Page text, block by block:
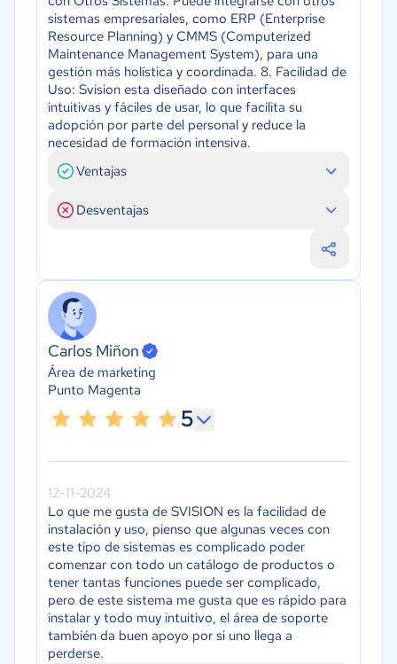
sistemas empresariales, como ERP (Enterprise
Resource Planning) y CMMS (Computerized
Maintenance Management System), para una
gestión más holística y coordinada. 8. Facilidad de
Uso: Svision esta diseñado con interfaces
intuitivas y fáciles de usar, lo que facilita su
adopción por parte del personal y reduce la
necesidad de formación intensiva.
Ventajas
Desventajas
Carlos Miñon
Área de marketing
Punto Magenta
5
12-11-2024
Lo que me gusta de SVISION es la facilidad de
instalación y uso, pienso que algunas veces con
este tipo de sistemas es complicado poder
comenzar con todo un catálogo de productos o
tener tantas funciones puede ser complicado,
pero de este sistema me gusta que es rápido para
instalar y todo muy intuitivo, el área de soporte
también da buen apoyo por si uno llega a
perderse.